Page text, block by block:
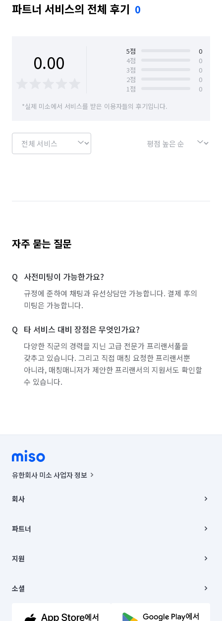
파트너 서비스의 전체 후기 0
0.00 5점
0
4점
0
3점
0
2점
0
1점
0
*실제 미소에서 서비스를 받은 이용자들의 후기입니다.
자주 묻는 질문
사전미팅이 가능한가요?
규정에 준하여 채팅과 유선상담만 가능합니다. 결제 후의
미팅은 가능합니다.
타 서비스 대비 장점은 무엇인가요?
다양한 직군의 경력을 지닌 고급 전문가 프리랜서풀을
갖추고 있습니다. 그리고 직접 매칭 요청한 프리랜서뿐
아니라, 매칭매니저가 제안한 프리랜서의 지원서도 확인할
수 있습니다.
유한회사 미소 사업자 정보
00019 |
주소 | 본사: 서울특별시 종로구 율곡로 6(중학동, 트윈트리빌딩) B동 5층
컨택센터 : 서울특별시 종로구 수송동 율곡로 24, 7층, 8층 미소
상품, 상품정보, 거래에 관한 의무와 책임은 거래당사자에게 있습니다.
언론 보도 관련 문의:
© 유한회사 미소. Miso, Inc. All Rights Reserved.
회사
채용
파트너
이사
지원
이용약관
문의하기
소셜
유튜브